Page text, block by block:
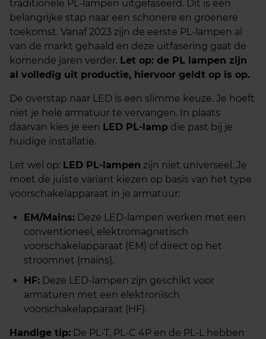
traditionele PL-lampen uitgefaseerd. Dit is een
belangrijke stap naar een schonere en groenere
toekomst. Vanaf 2023 zijn de eerste PL-lampen al
van de markt gehaald en deze uitfasering gaat de
komende jaren verder. Let op: de PL lampen zijn
al volledig uit productie, hiervoor geldt op is op.
De overstap naar LED is een slimme keuze. Je hoeft
niet je hele armatuur te vervangen. In plaats
daarvan kies je een LED PL-lamp die past bij je
huidige installatie.
Let wel op: LED PL-lampen zijn niet universeel. Je
moet de juiste variant kiezen op basis van het type
voorschakelapparaat in je armatuur:
EM/Mains: Deze LED-lampen werken met een
conventioneel, elektromagnetisch
voorschakelapparaat (EM) of direct op het
stroomnet (mains).
HF: Deze LED-lampen zijn geschikt voor
armaturen met een elektronisch
voorschakelapparaat (HF).
Handige tip: De PL-T, PL-C 4P en de PL-L hebben